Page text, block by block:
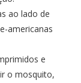
ao lado de
americanas
e
o mosquito,